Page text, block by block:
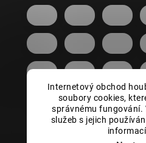
Internetový obchod
soubory cookies,
správnému fungování.
služeb s jejich